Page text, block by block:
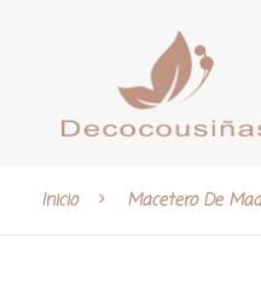
Inicio Macetero De